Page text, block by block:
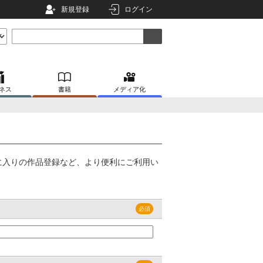
新規登録 ログイン
ス 書籍 メディア化
りの作品登録など、より便利にご利用い